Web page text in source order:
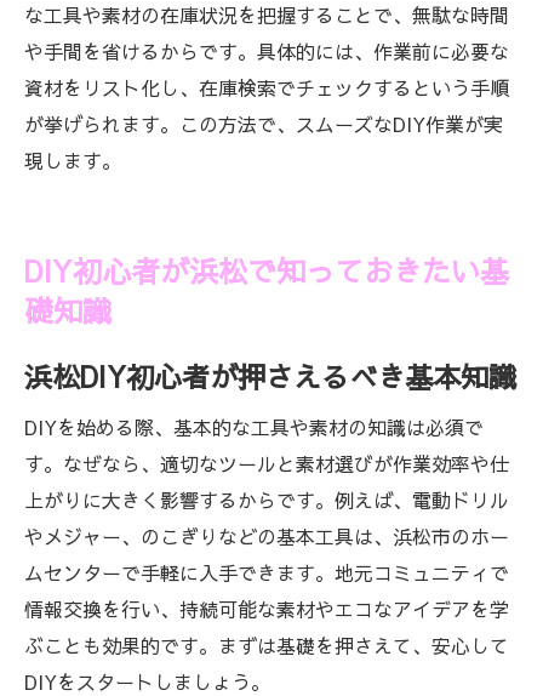
な工具や素材の在庫状況を把握することで、無駄な時間
や手間を省けるからです。具体的には、作業前に必要な
資材をリスト化し、在庫検索でチェックするという手順
が挙げられます。この方法で、スムーズなDIY作業が実
現します。
DIY初心者が浜松で知っておきたい基
礎知識
浜松DIY初心者が押さえるべき基本知識
DIYを始める際、基本的な工具や素材の知識は必須で
す。なぜなら、適切なツールと素材選びが作業効率や仕
上がりに大きく影響するからです。例えば、電動ドリル
やメジャー、のこぎりなどの基本工具は、浜松市のホー
ムセンターで手軽に入手できます。地元コミュニティで
情報交換を行い、持続可能な素材やエコなアイデアを学
ぶことも効果的です。まずは基礎を押さえて、安心して
DIYをスタートしましょう。